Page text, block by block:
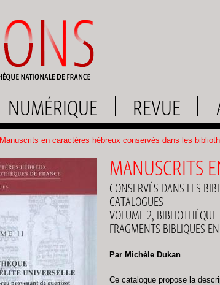
NUMÉRIQUE REVUE
Manuscrits en caractères hébreux conservés dans les
MANUSCRITS
CONSERVÉS DANS LES
CATALOGUES
VOLUME 2,
FRAGMENTS BIBLIQUES
Par Michèle Dukan
Ce catalogue propose la